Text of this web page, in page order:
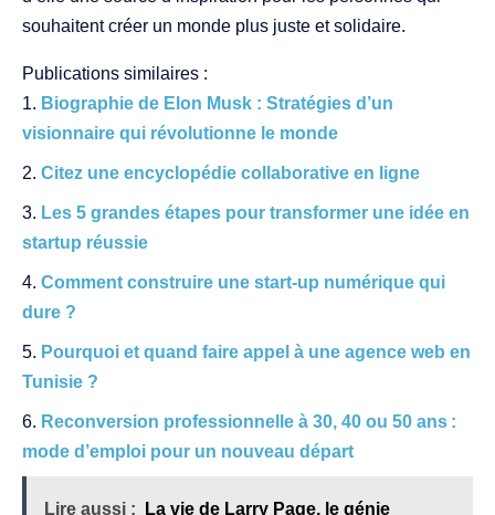
souhaitent créer un monde plus juste et solidaire.
Publications similaires :
Biographie de Elon Musk : Stratégies d’un
visionnaire qui révolutionne le monde
Citez une encyclopédie collaborative en ligne
Les 5 grandes étapes pour transformer une idée en
startup réussie
Comment construire une start-up numérique qui
dure ?
Pourquoi et quand faire appel à une agence web en
Tunisie ?
Reconversion professionnelle à 30, 40 ou 50 ans :
mode d’emploi pour un nouveau départ
Lire aussi : La vie de Larry Page, le génie